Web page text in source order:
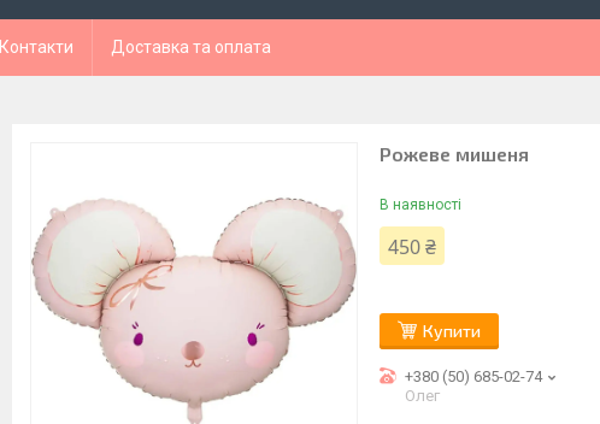
Контакти Доставка та оплата
Рожеве мишеня
В наявності
450 ₴
Купити
+380 (50) 685-02-74
Олег